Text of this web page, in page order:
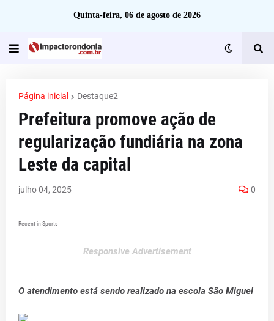
Quinta-feira, 06 de agosto de 2026
Página inicial Destaque2
Prefeitura promove ação de
regularização fundiária na zona
Leste da capital
julho 04, 2025 0
Recent in Sports
Responsive Advertisement
O atendimento está sendo realizado na escola São Miguel